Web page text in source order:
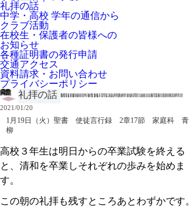
礼拝の話
中学・高校 学年の通信から
クラブ活動
在校生・保護者の皆様への
お知らせ
各種証明書の発行申請
交通アクセス
資料請求・お問い合わせ
プライバシーポリシー
礼拝の話
2021/01/20
1月19日（火）聖書 使徒言行録 2章17節 家庭科 青
柳
高校３年生は明日からの卒業試験を終える
と、清和を卒業しそれぞれの歩みを始めま
す。
この朝の礼拝も残すところあとわずかです。